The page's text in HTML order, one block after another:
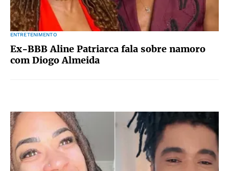
ENTRETENIMENTO
Ex-BBB Aline Patriarca fala sobre namoro
com Diogo Almeida